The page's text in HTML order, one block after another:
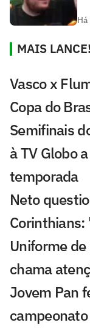
Há
MAIS LANCE!
Vasco x
Copa do
Semifinais
à TV Globo
temporada
Neto
Corinthians:
Uniforme
chama
Jovem Pan